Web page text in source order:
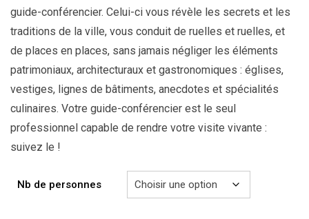
guide-conférencier. Celui-ci vous révèle les secrets et les
traditions de la ville, vous conduit de ruelles et ruelles, et
de places en places, sans jamais négliger les éléments
patrimoniaux, architecturaux et gastronomiques : églises,
vestiges, lignes de bâtiments, anecdotes et spécialités
culinaires. Votre guide-conférencier est le seul
professionnel capable de rendre votre visite vivante :
suivez le !
Nb de personnes